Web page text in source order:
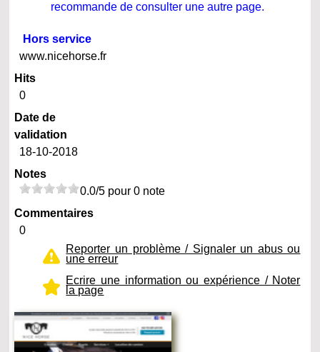
recommande de consulter une autre page.
Hors service
www.nicehorse.fr
Hits
0
Date de
validation
18-10-2018
Notes
0.0/5 pour 0 note
Commentaires
0
Reporter un problème / Signaler un abus ou
une erreur
Ecrire une information ou expérience / Noter
la page